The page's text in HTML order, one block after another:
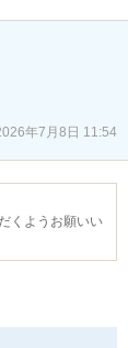
年7月8日 11:54
くようお願いい